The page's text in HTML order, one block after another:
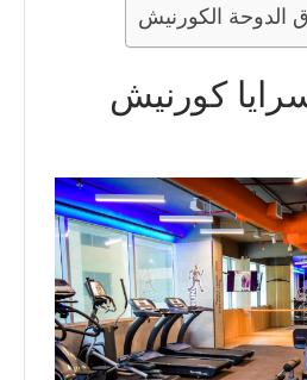
الدوحة الكورنيش
كورنيش